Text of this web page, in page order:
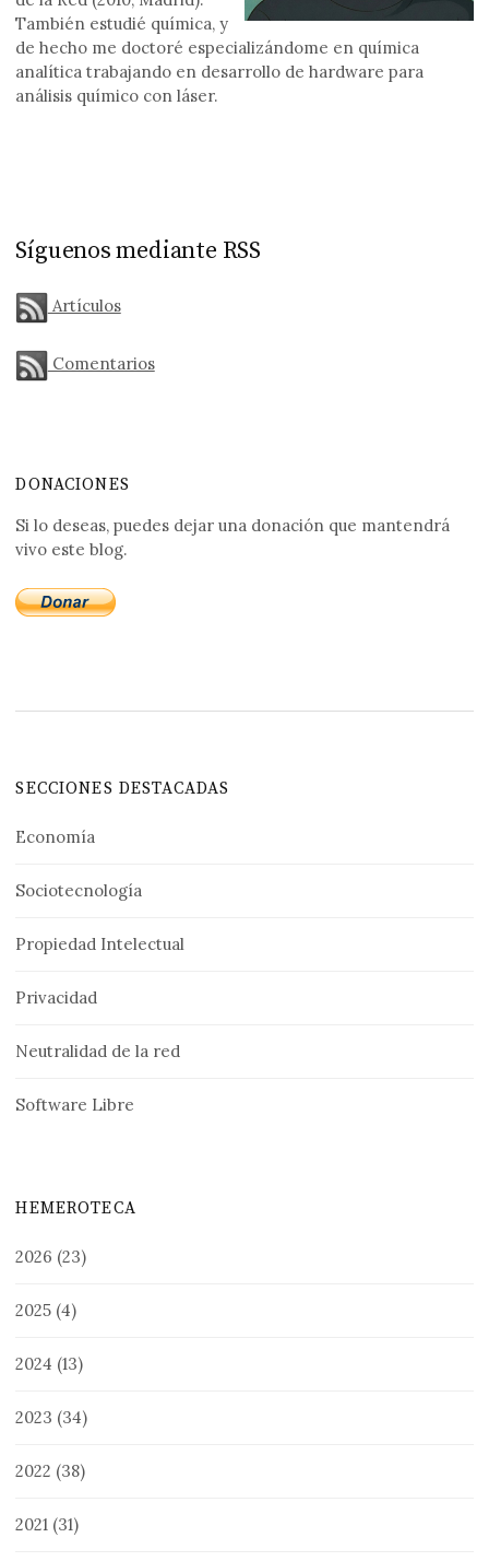
También estudié química, y
de hecho me doctoré especializándome en química
analítica trabajando en desarrollo de hardware para
análisis químico con láser.
Síguenos mediante RSS
Artículos
Comentarios
DONACIONES
Si lo deseas, puedes dejar una donación que mantendrá
vivo este blog.
SECCIONES DESTACADAS
Economía
Sociotecnología
Propiedad Intelectual
Privacidad
Neutralidad de la red
Software Libre
HEMEROTECA
2026 (23)
2025 (4)
2024 (13)
2023 (34)
2022 (38)
2021 (31)